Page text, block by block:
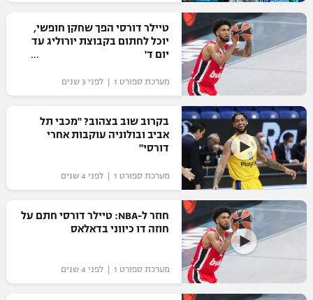
רשיון להקרנה פומבית לבית עסק
הצטרפות לחבילת הערוצים
לוח דרושים – ג'ובנט
תגיות
המגזין
טיילר דורסי הפך שחקן חופשי,
יוכל לחתום בקבוצת יורוליג עד
יום ד'
מערכת ספורט 1 | לפני 3 שנים
בקרוב שוב בצהוב? "מכבי תל
אביב ובולוניה עוקבות אחרי
דורסי"
מערכת ספורט 1 | לפני 4 שנים
חוזר ל-NBA: טיילר דורסי חתם על
חוזה דו כיווני בדאלאס
מערכת ספורט 1 | לפני 4 שנים